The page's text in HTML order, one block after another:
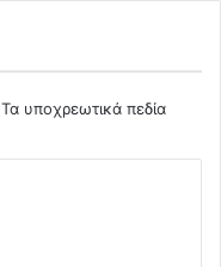
Τα υποχρεωτικά πεδία